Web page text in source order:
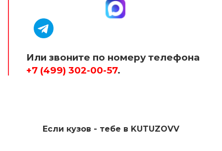
Или звоните по номеру телефона
+7 (499) 302-00-57.
Если кузов - тебе в KUTUZOVV